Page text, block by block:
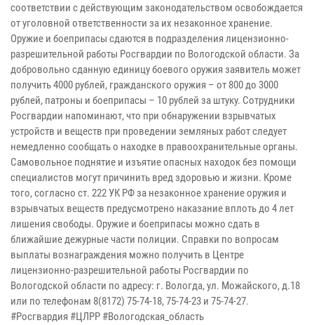
соответствии с действующим законодательством освобождается
от уголовной ответственности за их незаконное хранение.
Оружие и боеприпасы сдаются в подразделения лицензионно-
разрешительной работы Росгвардии по Вологодской области. За
добровольно сданную единицу боевого оружия заявитель может
получить 4000 рублей, гражданского оружия – от 800 до 3000
рублей, патроны и боеприпасы – 10 рублей за штуку. Сотрудники
Росгвардии напоминают, что при обнаружении взрывчатых
устройств и веществ при проведении земляных работ следует
немедленно сообщать о находке в правоохранительные органы.
Самовольное поднятие и изъятие опасных находок без помощи
специалистов могут причинить вред здоровью и жизни. Кроме
того, согласно ст. 222 УК РФ за незаконное хранение оружия и
взрывчатых веществ предусмотрено наказание вплоть до 4 лет
лишения свободы. Оружие и боеприпасы можно сдать в
ближайшие дежурные части полиции. Справки по вопросам
выплаты вознаграждения можно получить в Центре
лицензионно-разрешительной работы Росгвардии по
Вологодской области по адресу: г. Вологда, ул. Можайского, д.18
или по телефонам 8(8172) 75-74-18, 75-74-23 и 75-74-27.
#Росгвардия #ЦЛРР #Вологодская_область